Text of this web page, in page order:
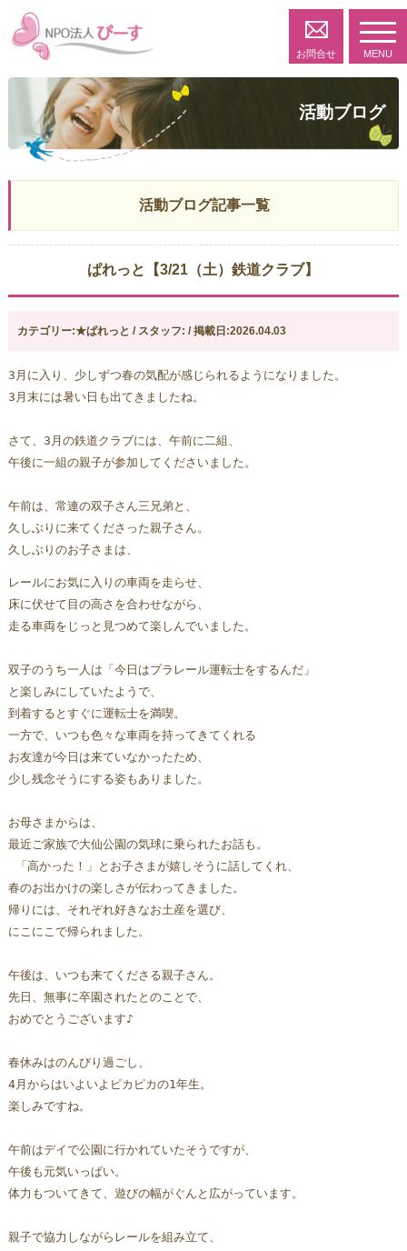
お問合せ MENU
活動ブログ
活動ブログ記事一覧
ぱれっと【3/21（土）鉄道クラブ】
カテゴリー:★ぱれっと / スタッフ: / 掲載日:2026.04.03
3月に入り、少しずつ春の気配が感じられるようになりました。
3月末には暑い日も出てきましたね。
さて、3月の鉄道クラブには、午前に二組、
午後に一組の親子が参加してくださいました。
午前は、常連の双子さん三兄弟と、
久しぶり に来てくださった親子さん。
久しぶりのお子さまは、
レールにお気に入りの車両を走らせ、
床に伏せて目の高さを合わせながら、
走る車両をじっと見つめて楽しんでいました。
双子のうち一人は「今日はプラレール運転士をするんだ」
と楽しみにしていたようで、
到着するとすぐに運転士を満喫。
一方で、いつも色々な車両を持ってきてくれる
お友達が今日は来ていなかったため、
少し残念そうにする姿もありました。
お母さまからは、
最近ご家族で大仙公園の気球に乗られたお話も。
「高かった！」とお子さまが嬉しそうに話してくれ、
春のお出かけの楽しさが伝わってきました。
帰りには、それぞれ好きなお土産を選び、
にこにこで帰られました。
午後は、いつも来てくださる親子さん。
先日、無事に卒園されたとのことで、
おめでとうございます♪
春休みはのんびり過ごし、
4月からはいよいよピカピカの1年生。
楽しみですね。
午前はデイで公園に行かれていたそうですが、
午後も元気いっぱい。
体力もついてきて、遊びの幅がぐんと広がっています。
親子で協力しながらレールを組み立て、